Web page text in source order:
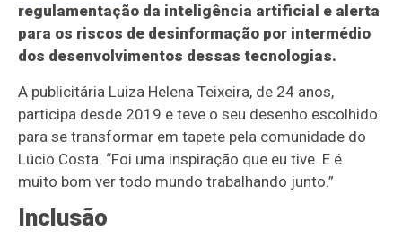
regulamentação da inteligência artificial e alerta
para os riscos de desinformação por intermédio
dos desenvolvimentos dessas tecnologias.
A publicitária Luiza Helena Teixeira, de 24 anos,
participa desde 2019 e teve o seu desenho escolhido
para se transformar em tapete pela comunidade do
Lúcio Costa. “Foi uma inspiração que eu tive. E é
muito bom ver todo mundo trabalhando junto.”
Inclusão